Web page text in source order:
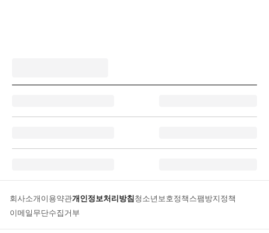
회사소개이용약관개인정보처리방침청소년보호정책스팸방지정책
이메일무단수집거부